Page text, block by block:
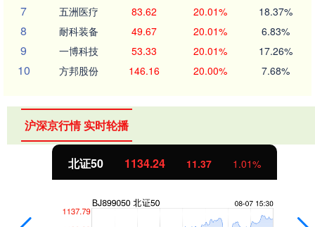
7 五洲医疗 83.62 20.01% 18.37%
8 耐科装备 49.67 20.01% 6.83%
9 一博科技 53.33 20.01% 17.26%
10 方邦股份 146.16 20.00% 7.68%
沪深京行情 实时轮播
北证50 1134.24 11.37 1.01%